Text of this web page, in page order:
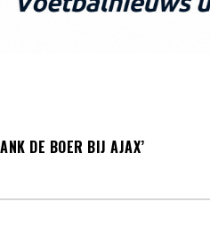
DE BOER BIJ AJAX’